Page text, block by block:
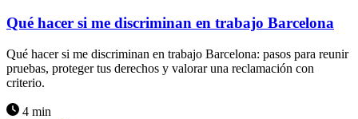
Qué hacer si me discriminan en trabajo Barcelona
Qué hacer si me discriminan en trabajo Barcelona: pasos para reunir
pruebas, proteger tus derechos y valorar una reclamación con
criterio.
4 min